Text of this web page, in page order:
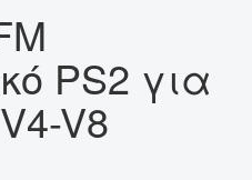
PS2 για
V8